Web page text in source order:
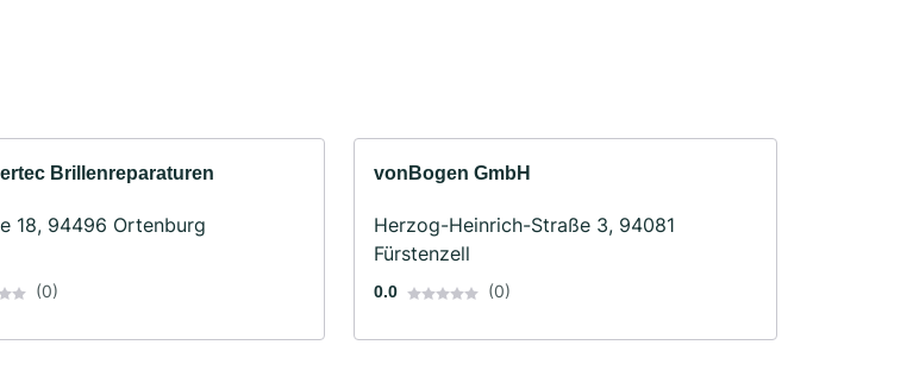
Brillenreparaturen
18, 94496 Ortenburg
(0)
vonBogen GmbH
Herzog-Heinrich-Straße 3, 94081
Fürstenzell
0.0 (0)